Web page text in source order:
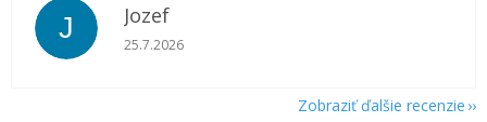
J Jozef
Hodnotenie obchodu je 5 z 5 hviezdičiek.
25.7.2026
Zobraziť ďalšie recenzie